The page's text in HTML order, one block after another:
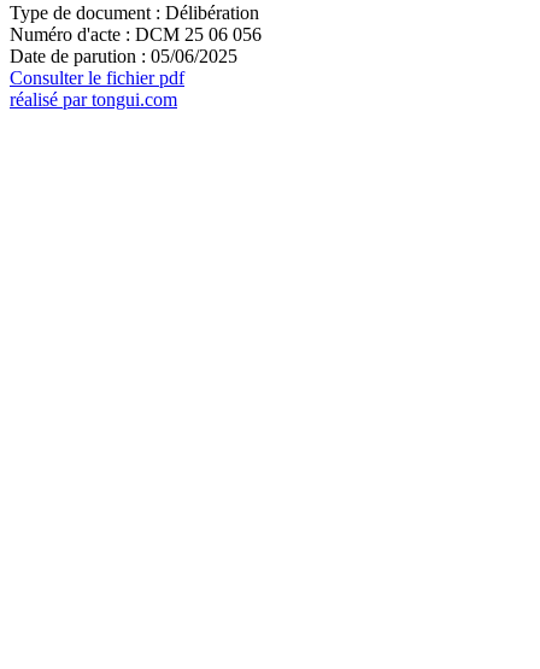
Type de document : Délibération
Numéro d'acte : DCM 25 06 056
Date de parution : 05/06/2025
Consulter le fichier pdf
réalisé par tongui.com